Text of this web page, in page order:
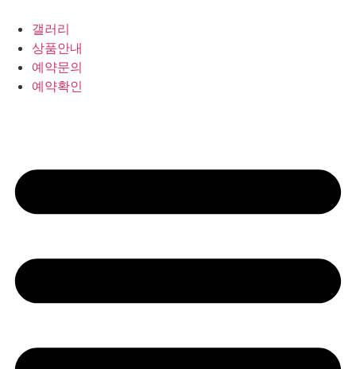
갤러리
상품안내
예약문의
예약확인